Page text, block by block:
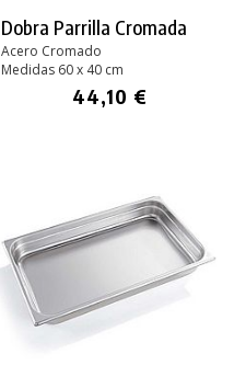
Dobra Parrilla Cromada
Acero Cromado
Medidas 60 x 40 cm
44,10 €